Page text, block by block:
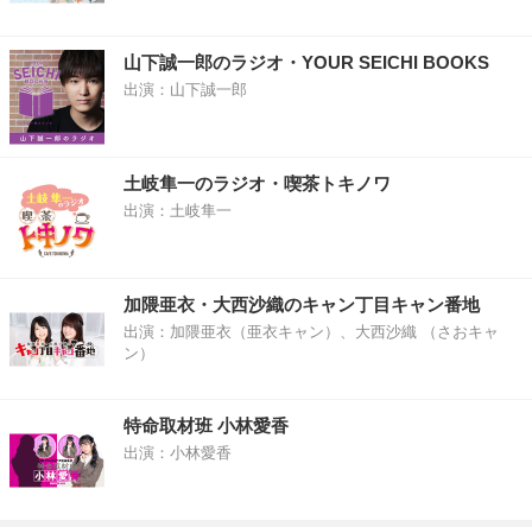
山下誠一郎のラジオ・YOUR SEICHI BOOKS
出演：山下誠一郎
土岐隼一のラジオ・喫茶トキノワ
出演：土岐隼一
加隈亜衣・大西沙織のキャン丁目キャン番地
出演：加隈亜衣（亜衣キャン）、大西沙織 （さおキャ
ン）
特命取材班 小林愛香
出演：小林愛香